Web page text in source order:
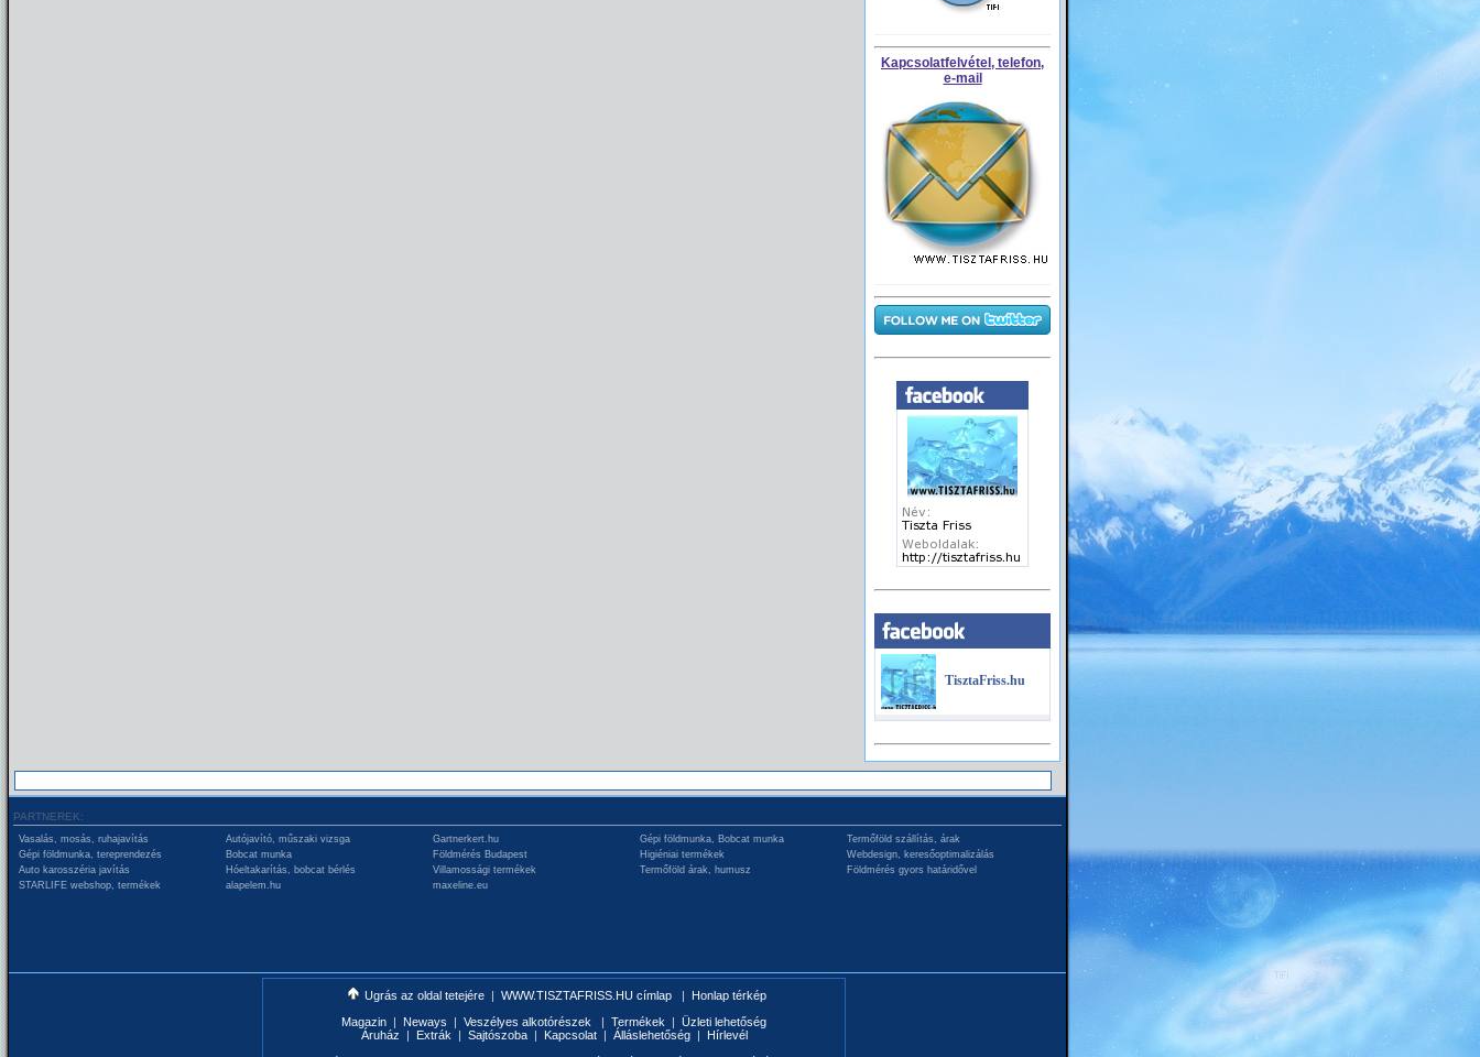
Kapcsolatfelvétel, telefon,
e-mail
TisztaFriss.hu
PARTNEREK:
Vasalás, mosás, ruhajavítás Autójavító, műszaki vizsga Gartnerkert.hu Gépi földmunka, Bobcat munka
Termőföld szállítás, árak
Gépi földmunka, tereprendezés
Bobcat munka Földmérés Budapest Higiéniai termékek
Webdesign, keresőoptimalizálás
Auto karosszéria javítás
Hóeltakarítás, bobcat bérlés Villamossági termékek Termőföld árak, humusz
Földmérés gyors határidővel
STARLIFE webshop, termékek
alapelem.hu maxeline.eu
Ugrás az oldal tetejére | WWW.TISZTAFRISS.HU címlap |
Honlap térkép
Magazin | Neways | Veszélyes alkotórészek | Termékek | Üzleti lehetőség
Áruház
| Extrák | Sajtószoba | Kapcsolat | Álláslehetőség |
Hírlevél